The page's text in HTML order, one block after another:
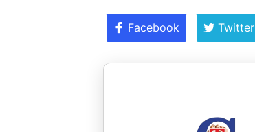
Facebook Twitter